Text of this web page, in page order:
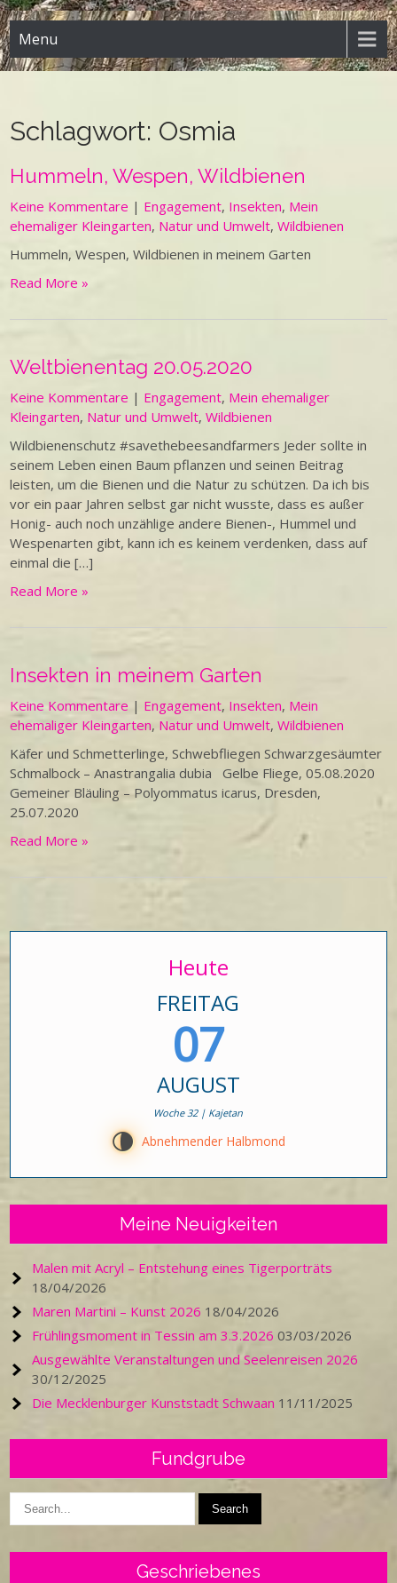
Menu
Schlagwort: Osmia
Hummeln, Wespen, Wildbienen
Keine Kommentare | Engagement, Insekten, Mein
ehemaliger Kleingarten, Natur und Umwelt,Wildbienen
Hummeln, Wespen, Wildbienen in meinem Garten
Read More »
Weltbienentag 20.05.2020
Keine Kommentare | Engagement, Mein ehemaliger
Kleingarten, Natur und Umwelt,Wildbienen
Wildbienenschutz #savethebeesandfarmers Jeder sollte in
seinem Leben einen Baum pflanzen und seinen Beitrag
leisten, um die Bienen und die Natur zu schützen. Da ich bis
vor ein paar Jahren selbst gar nicht wusste, dass es außer
Honig- auch noch unzählige andere Bienen-, Hummel und
Wespenarten gibt, kann ich es keinem verdenken, dass auf
einmal die […]
Read More »
Insekten in meinem Garten
Keine Kommentare | Engagement, Insekten, Mein
ehemaliger Kleingarten, Natur und Umwelt,Wildbienen
Käfer und Schmetterlinge, Schwebfliegen Schwarzgesäumter
Schmalbock – Anastrangalia dubia Gelbe Fliege, 05.08.2020
Gemeiner Bläuling – Polyommatus icarus, Dresden,
25.07.2020
Read More »
Heute
FREITAG
07
AUGUST
Woche 32 | Kajetan
U Abnehmender Halbmond
Meine Neuigkeiten
Malen mit Acryl – Entstehung eines Tigerporträts
18/04/2026
Maren Martini – Kunst 2026 18/04/2026
Frühlingsmoment in Tessin am 3.3.2026 03/03/2026
Ausgewählte Veranstaltungen und Seelenreisen 2026
30/12/2025
Die Mecklenburger Kunststadt Schwaan 11/11/2025
Fundgrube
Geschriebenes